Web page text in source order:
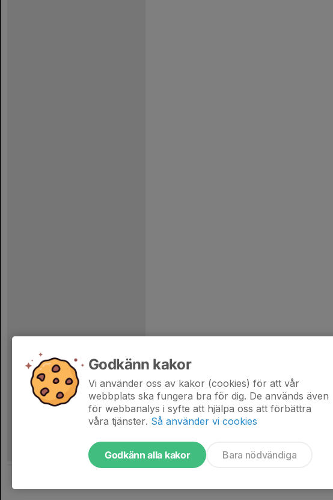
Godkänn kakor
Vi använder oss av kakor (cookies) för att vår
webbplats ska fungera bra för dig. De används även
för webbanalys i syfte att hjälpa oss att förbättra
våra tjänster. Så använder vi cookies
Godkänn alla kakor Bara nödvändiga